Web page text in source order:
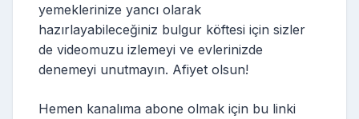
yemeklerinize yancı olarak
hazırlayabileceğiniz bulgur köftesi için sizler
de videomuzu izlemeyi ve evlerinizde
denemeyi unutmayın. Afiyet olsun!
Hemen kanalıma abone olmak için bu linki